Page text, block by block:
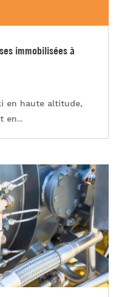
immobilisées à
en haute altitude,
en...